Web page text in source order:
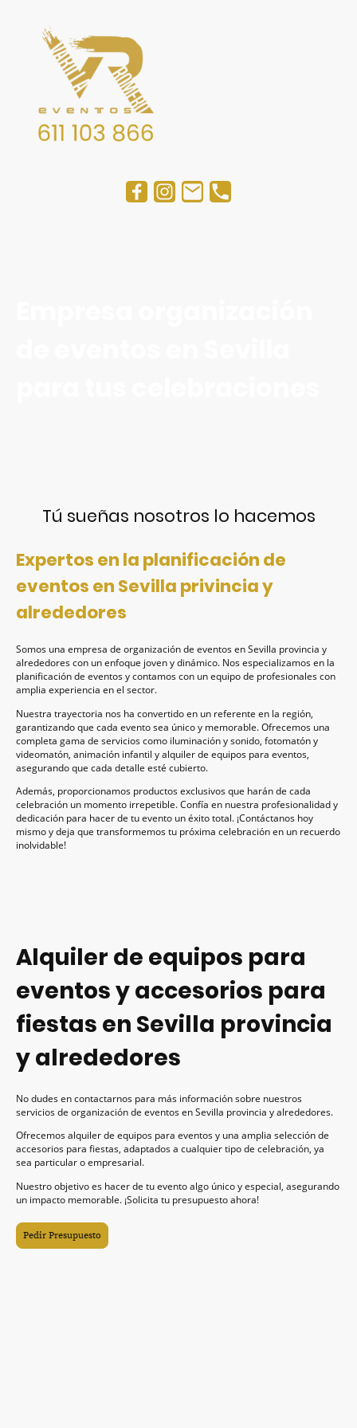
Tú sueñas nosotros lo hacemos
Expertos en la planificación de
eventos en Sevilla privincia y
alrededores
Somos una empresa de organización de eventos en Sevilla provincia y
alrededores con un enfoque joven y dinámico. Nos especializamos en la
planificación de eventos y contamos con un equipo de profesionales con
amplia experiencia en el sector.
Nuestra trayectoria nos ha convertido en un referente en la región,
garantizando que cada evento sea único y memorable. Ofrecemos una
completa gama de servicios como iluminación y sonido, fotomatón y
videomatón, animación infantil y alquiler de equipos para eventos,
asegurando que cada detalle esté cubierto.
Además, proporcionamos productos exclusivos que harán de cada
celebración un momento irrepetible. Confía en nuestra profesionalidad y
dedicación para hacer de tu evento un éxito total. ¡Contáctanos hoy
mismo y deja que transformemos tu próxima celebración en un recuerdo
inolvidable!
Alquiler de equipos para
eventos y accesorios para
fiestas en Sevilla provincia
y alrededores
No dudes en contactarnos para más información sobre nuestros
servicios de organización de eventos en Sevilla provincia y alrededores.
Ofrecemos alquiler de equipos para eventos y una amplia selección de
accesorios para fiestas, adaptados a cualquier tipo de celebración, ya
sea particular o empresarial.
Nuestro objetivo es hacer de tu evento algo único y especial, asegurando
un impacto memorable. ¡Solicita tu presupuesto ahora!
Pedir Presupuesto